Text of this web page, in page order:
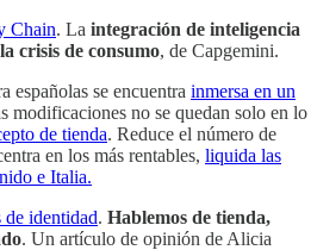
Chain. La integración de inteligencia
crisis de consumo, de Capgemini.
españolas se encuentra inmersa en un
modificaciones no se quedan solo en lo
de tienda. Reduce el número de
en los más rentables, liquida las
e Italia.
identidad. Hablemos de tienda,
. Un artículo de opinión de Alicia